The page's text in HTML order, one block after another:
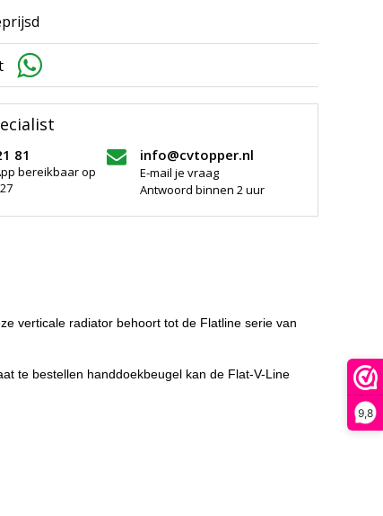
9,8
81
bereikbaar op
info@cvtopper.nl
E-mail je vraag
Antwoord binnen 2 uur
verticale radiator behoort tot de Flatline serie van
te bestellen handdoekbeugel kan de Flat-V-Line